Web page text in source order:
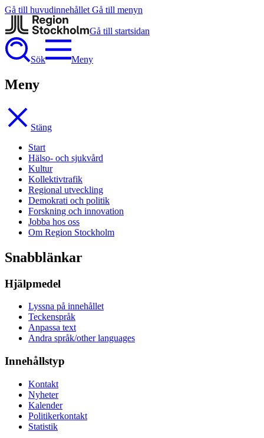
Gå till huvudinnehållet Gå till menyn
Gå till startsidan
Sök Meny
Meny
Stäng
Start
Hälso- och sjukvård
Kultur
Kollektivtrafik
Regional utveckling
Demokrati och politik
Forskning och innovation
Jobba hos oss
Om Region Stockholm
Snabblänkar
Hjälpmedel
Lyssna på innehållet
Teckenspråk
Anpassa text
Andra språk/other languages
Innehållstyp
Kontakt
Nyheter
Kalender
Politikerkontakt
Statistik